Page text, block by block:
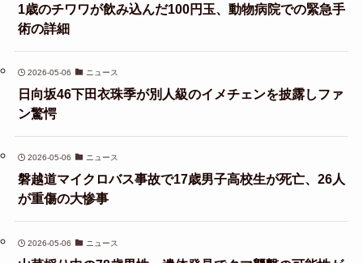
1歳のチワワが飲み込んだ100円玉、動物病院での緊急手
術の詳細
2026-05-06 ニュース
日向坂46下田衣珠季が別人級のイメチェンを披露しファ
ン驚愕
2026-05-06 ニュース
磐越道マイクロバス事故で17歳男子高校生が死亡、26人
が重傷の大惨事
2026-05-06 ニュース